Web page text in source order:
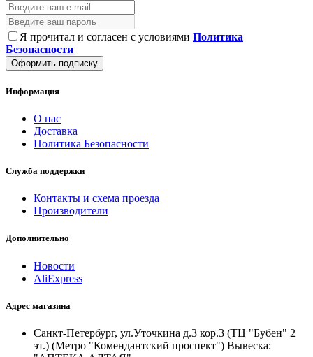
Я прочитал и согласен с условиями Политика
Безопасности
Оформить подписку
Информация
О нас
Доставка
Политика Безопасности
Служба поддержки
Контакты и схема проезда
Производители
Дополнительно
Новости
AliExpress
Адрес магазина
Санкт-Петербург, ул.Уточкина д.3 кор.3 (ТЦ "Бубен" 2
эт.) (Метро "Комендантский проспект") Вывеска: